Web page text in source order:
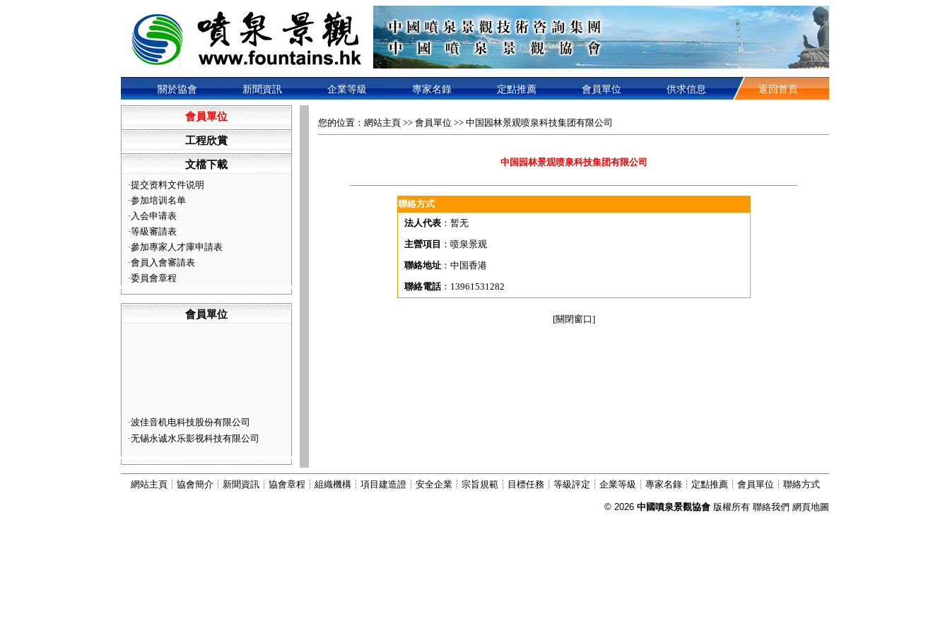
關於協會 新聞資訊 企業等級 專家名錄 定點推薦 會員單位 供求信息 返回首頁
會員單位
工程欣賞
文檔下載
·提交资料文件说明
·参加培训名单
· 入会申请表
·等級審請表
·參加專家人才庫申請表
·會員入會審請表
·委員會章程
會員單位
·波佳音机电科技股份有限公司
·无锡永诚水乐影视科技有限公司
河北康本园林景观工程有限公司
您的位置： 網站主頁 >> 會員單位 >> 中国园林景观喷泉科技集团有限公司
中国园林景观喷泉科技集团有限公司
聯絡方式
法人代表：暂无
主營項目 ：喷泉景观
聯絡地址：中国香港
聯絡電話：13961531282
[關閉窗口]
網站主頁┆ 協會簡介┆ 新聞資訊┆ 協會章程 ┆ 組織機構┆ 項目建造證┆ 安全企業┆ 宗旨規範┆ 目標任務┆ 等級評定 ┆ 企業等級 ┆ 專家名錄┆ 定點推薦┆ 會員單位 ┆ 聯絡方式
© 2026 中國噴泉景觀協會 版權所有 聯絡我們 網頁地圖